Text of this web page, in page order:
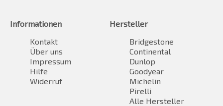
Informationen
Kontakt
Über uns
Impressum
Hilfe
Widerruf
Hersteller
Bridgestone
Continental
Dunlop
Goodyear
Michelin
Pirelli
Alle Hersteller